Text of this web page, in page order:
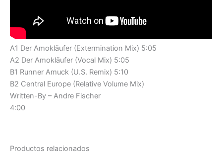
A1 Der Amokläufer (Extermination Mix) 5:05
A2 Der Amokläufer (Vocal Mix) 5:05
B1 Runner Amuck (U.S. Remix) 5:10
B2 Central Europe (Relative Volume Mix)
Written-By – Andre Fischer
4:00
Productos relacionados